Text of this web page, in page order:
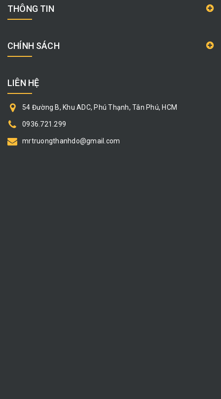
THÔNG TIN
CHÍNH SÁCH
LIÊN HỆ
54 Đường B, Khu ADC, Phú Thạnh, Tân Phú, HCM
0936.721.299
mrtruongthanhdo@gmail.com